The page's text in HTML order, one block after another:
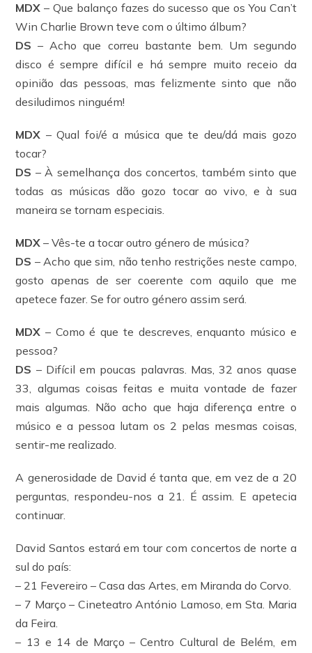
MDX – Que balanço fazes do sucesso que os You Can’t
Win Charlie Brown teve com o último álbum?
DS – Acho que correu bastante bem. Um segundo
disco é sempre difícil e há sempre muito receio da
opinião das pessoas, mas felizmente sinto que não
desiludimos ninguém!
MDX – Qual foi/é a música que te deu/dá mais gozo
tocar?
DS – À semelhança dos concertos, também sinto que
todas as músicas dão gozo tocar ao vivo, e à sua
maneira se tornam especiais.
MDX – Vês-te a tocar outro género de música?
DS – Acho que sim, não tenho restrições neste campo,
gosto apenas de ser coerente com aquilo que me
apetece fazer. Se for outro género assim será.
MDX – Como é que te descreves, enquanto músico e
pessoa?
DS – Difícil em poucas palavras. Mas, 32 anos quase
33, algumas coisas feitas e muita vontade de fazer
mais algumas. Não acho que haja diferença entre o
músico e a pessoa lutam os 2 pelas mesmas coisas,
sentir-me realizado.
A generosidade de David é tanta que, em vez de a 20
perguntas, respondeu-nos a 21. É assim. E apetecia
continuar.
David Santos estará em tour com concertos de norte a
sul do país:
– 21 Fevereiro – Casa das Artes, em Miranda do Corvo.
– 7 Março – Cineteatro António Lamoso, em Sta. Maria
da Feira.
– 13 e 14 de Março – Centro Cultural de Belém, em